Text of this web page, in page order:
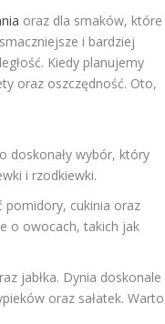
oraz dla smaków, które
i bardziej
Kiedy planujemy
oraz oszczędność. Oto,
doskonały wybór, który
i rzodkiewki.
pomidory, cukinia oraz
o owocach, takich jak
jabłka. Dynia doskonale
oraz sałatek. Warto